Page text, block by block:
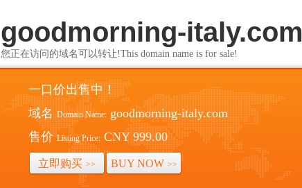
goodmorning-italy.com
您正在访问的域名可以转让!This domain name is for sale!
一口价出售中！
域名 Domain Name: goodmorning-italy.com
售价 Listing Price: CNY 999.00
立即购买 >> BUY NOW >>